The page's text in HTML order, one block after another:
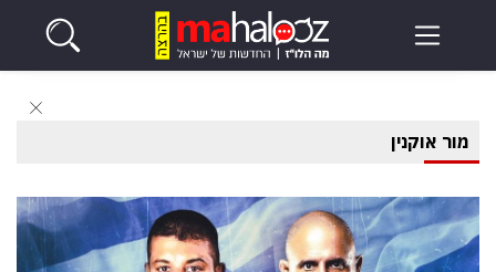
מור אוקנין